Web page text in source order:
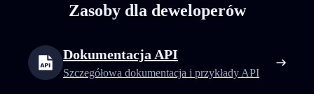
Zasoby dla deweloperów
Dokumentacja API
Szczegółowa dokumentacja i przykłady API